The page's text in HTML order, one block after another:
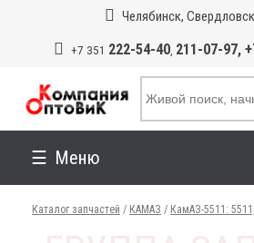
Челябинск,
+7 351 222-54-40, 211-07-97,
Меню
Каталог запчастей / КАМАЗ / КамАЗ-5511: